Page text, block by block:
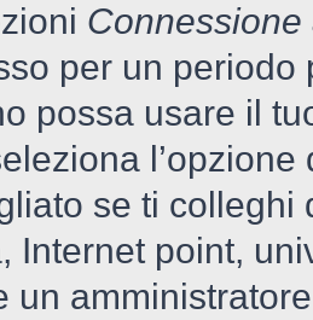
per un
possa usare il
se ti
Internet point,
un